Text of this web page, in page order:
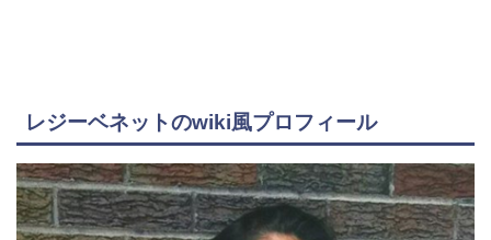
レジーベネットのwiki風プロフィール